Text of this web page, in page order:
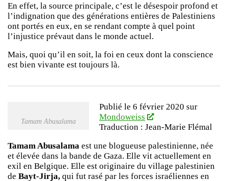
En effet, la source principale, c’est le désespoir profond et
l’indignation que des générations entières de Palestiniens
ont portés en eux, en se rendant compte à quel point
l’injustice prévaut dans le monde actuel.
Mais, quoi qu’il en soit, la foi en ceux dont la conscience
est bien vivante est toujours là.
Tamam Abusalama
Publié le 6 février 2020 sur
Mondoweiss
Traduction : Jean-Marie Flémal
Tamam Abusalama est une blogueuse palestinienne, née
et élevée dans la bande de Gaza. Elle vit actuellement en
exil en Belgique. Elle est originaire du village palestinien
de Bayt-Jirja, qui fut rasé par les forces israéliennes en